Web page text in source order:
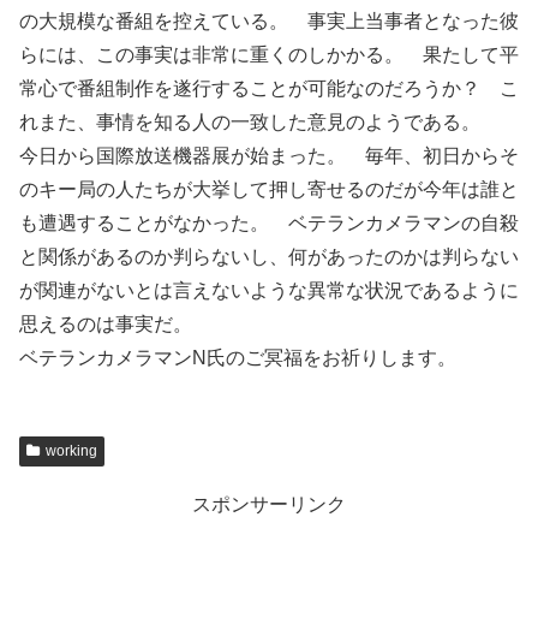
の大規模な番組を控えている。 事実上当事者となった彼
らには、この事実は非常に重くのしかかる。 果たして平
常心で番組制作を遂行することが可能なのだろうか？ こ
れまた、事情を知る人の一致した意見のようである。
今日から国際放送機器展が始まった。 毎年、初日からそ
のキー局の人たちが大挙して押し寄せるのだが今年は誰と
も遭遇することがなかった。 ベテランカメラマンの自殺
と関係があるのか判らないし、何があったのかは判らない
が関連がないとは言えないような異常な状況であるように
思えるのは事実だ。
ベテランカメラマンN氏のご冥福をお祈りします。
working
スポンサーリンク